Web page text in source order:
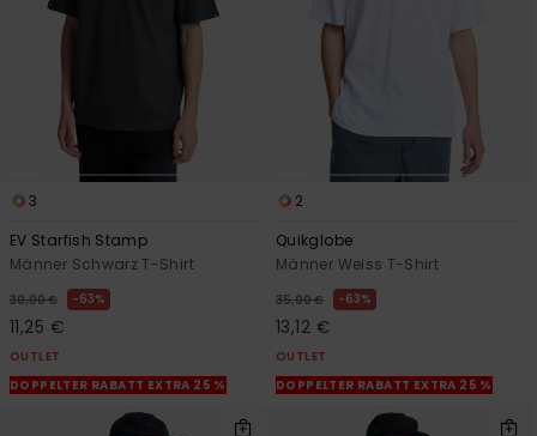
3
EV Starfish Stamp
Männer Schwarz T-Shirt
30,00 € 63%
11,25 €
OUTLET
DOPPELTER RABATT EXTRA 25 %
2
Quikglobe
Männer Weiss T-Shirt
35,00 € 63%
13,12 €
OUTLET
DOPPELTER RABATT EXTRA 25 %